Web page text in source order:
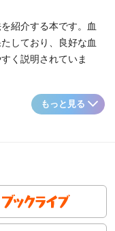
紹介する本です。血
しており、良好な血
く説明されていま
もっと見る